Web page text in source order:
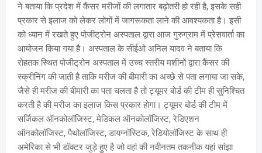
ने बताया कि प्रदेश में कैंसर मरीजों की लगातार बढ़ोतरी हो रही है, इसके सही
प्रकार से इलाज को लेकर लोगों में जागरूकता लाने की आवश्यकता है। इसी
को ध्यान में रखते हुए पोजीट्रोन अस्पताल द्वारा आज गुरुग्राम में प्रेसवार्ता का
आयोजन किया गया है। अस्पताल के सीईओ अनिल यादव ने बताया कि
रोहतक स्थित पोजीट्रोन अस्पताल में उच्च स्तरीय मशीनों द्वारा कैंसर की
स्क्रीनिंग की जाती है ताकि मरीज की बीमारी का अच्छे से पता लगाया जा सके,
जैसे ही मरीज की बीमारी का पता चलता है तो ट्यूमर बोर्ड की टीम ही सुनिश्चित
करती है की मरीज का इलाज किस प्रकार होगा। ट्यूमर बोर्ड की टीम में
सर्जिकल ऑनकोलॉजिस्ट, मेडिकल ऑनकोलॉजिस्ट, रेडिएशन
ऑनकोलॉजिस्ट, पैथोलॉजिस्ट, डायग्नॉस्टिक, रेडियोलॉजिस्ट के साथ ही
अमेरिका से भी डॉक्टर जुड़े हुए है जो वहां की नवीनतम तकनीक यहां सांझा